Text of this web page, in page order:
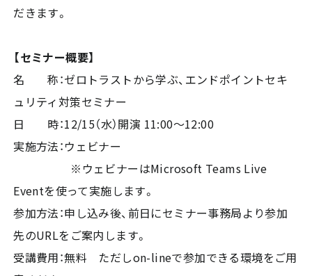
だきます。
【セミナー概要】
名 称：ゼロトラストから学ぶ、エンドポイントセキ
ュリティ対策セミナー
日 時：12/15（水）開演 11:00～12:00
実施方法：ウェビナー
※ウェビナーはMicrosoft Teams Live
Eventを使って実施します。
参加方法：申し込み後、前日にセミナー事務局より参加
先のURLをご案内します。
受講費用：無料 ただしon-lineで参加できる環境をご用